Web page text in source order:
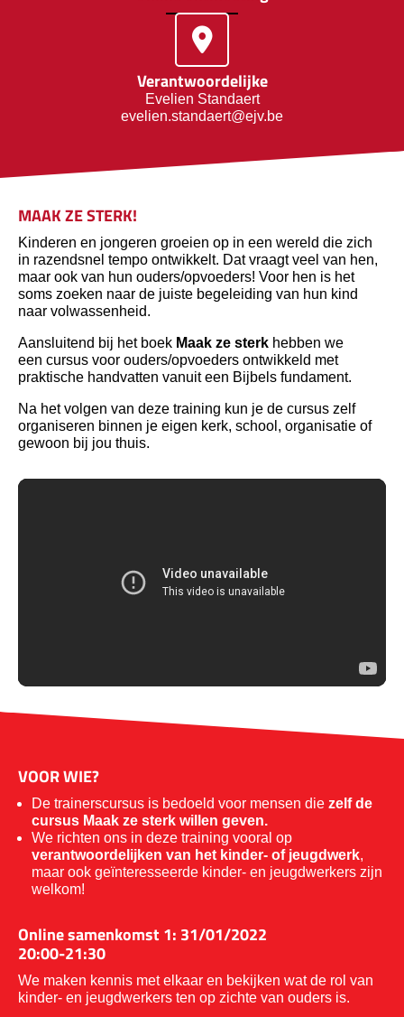
Verantwoordelijke
Evelien Standaert
evelien.standaert@ejv.be
MAAK ZE STERK!
Kinderen en jongeren groeien op in een wereld die zich
in razendsnel tempo ontwikkelt. Dat vraagt veel van hen,
maar ook van hun ouders/opvoeders! Voor hen is het
soms zoeken naar de juiste begeleiding van hun kind
naar volwassenheid.
Aansluitend bij het boek Maak ze sterk hebben we
een cursus voor ouders/opvoeders ontwikkeld met
praktische handvatten vanuit een Bijbels fundament.
Na het volgen van deze training kun je de cursus zelf
organiseren binnen je eigen kerk, school, organisatie of
gewoon bij jou thuis.
VOOR WIE?
De trainerscursus is bedoeld voor mensen die zelf de
cursus Maak ze sterk willen geven.
We richten ons in deze training vooral op
verantwoordelijken van het kinder- of jeugdwerk,
maar ook geïnteresseerde kinder- en jeugdwerkers zijn
welkom!
Online samenkomst 1: 31/01/2022
20:00-21:30
We maken kennis met elkaar en bekijken wat de rol van
kinder- en jeugdwerkers ten op zichte van ouders is.